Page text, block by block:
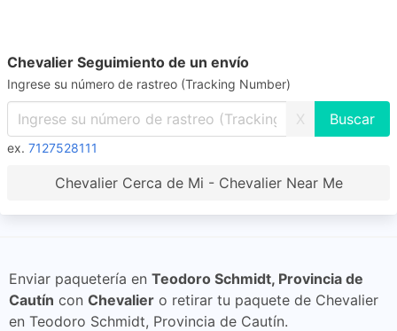
Chevalier Seguimiento de un envío
Ingrese su número de rastreo (Tracking Number)
X
ex. 7127528111
Chevalier Cerca de Mi - Chevalier Near Me
Enviar paquetería en Teodoro Schmidt, Provincia de
Cautín con Chevalier o retirar tu paquete de Chevalier
en Teodoro Schmidt, Provincia de Cautín.